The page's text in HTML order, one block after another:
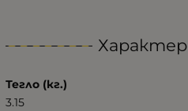
Тегло (кг.)
3.15